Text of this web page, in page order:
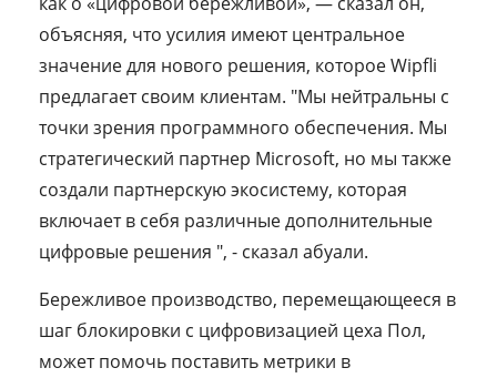
объясняя, что усилия имеют центральное
значение для нового решения, которое Wipfli
предлагает своим клиентам. "Мы нейтральны с
точки зрения программного обеспечения. Мы
стратегический партнер Microsoft, но мы также
создали партнерскую экосистему, которая
включает в себя различные дополнительные
цифровые решения ", - сказал абуали.
Бережливое производство, перемещающееся в
шаг блокировки с цифровизацией цеха Пол,
может помочь поставить метрики в